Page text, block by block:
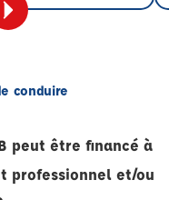
conduire
peut être financé à
professionnel et/ou